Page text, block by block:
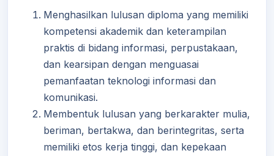
Menghasilkan lulusan diploma yang memiliki
kompetensi akademik dan keterampilan
praktis di bidang informasi, perpustakaan,
dan kearsipan dengan menguasai
pemanfaatan teknologi informasi dan
komunikasi.
Membentuk lulusan yang berkarakter mulia,
beriman, bertakwa, dan berintegritas, serta
memiliki etos kerja tinggi, dan kepekaan